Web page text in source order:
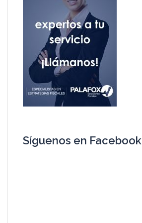
Síguenos en Facebook